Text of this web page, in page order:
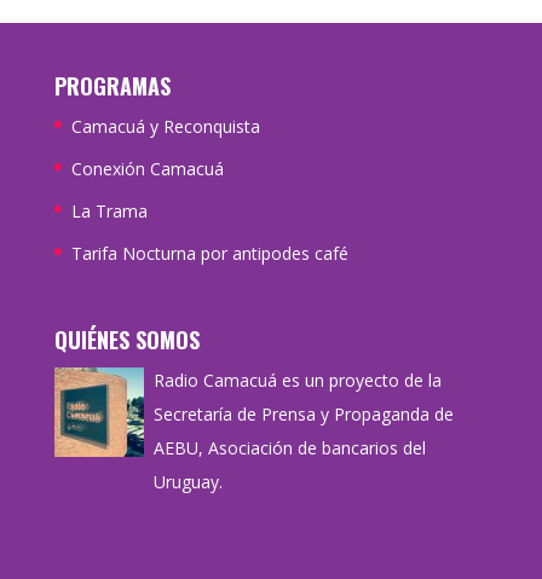
PROGRAMAS
Camacuá y Reconquista
Conexión Camacuá
La Trama
Tarifa Nocturna por antipodes café
QUIÉNES SOMOS
Radio Camacuá es un proyecto de la
Secretaría de Prensa y Propaganda de
AEBU, Asociación de bancarios del
Uruguay.